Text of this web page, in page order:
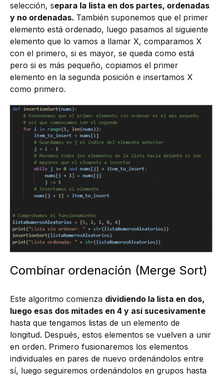
selección, separa la lista en dos partes, ordenadas
y no ordenadas. También suponemos que el primer
elemento está ordenado, luego pasamos al siguiente
elemento que lo vamos a llamar X, comparamos X
con el primero, si es mayor, se queda como está
pero si es más pequeño, copiamos el primer
elemento en la segunda posición e insertamos X
como primero.
Combinar ordenación (Merge Sort)
Este algoritmo comienza dividiendo la lista en dos,
luego esas dos mitades en 4 y así sucesivamente
hasta que tengamos listas de un elemento de
longitud. Después, estos elementos se vuelven a unir
en orden. Primero fusionaremos los elementos
individuales en pares de nuevo ordenándolos entre
sí, luego seguiremos ordenándolos en grupos hasta